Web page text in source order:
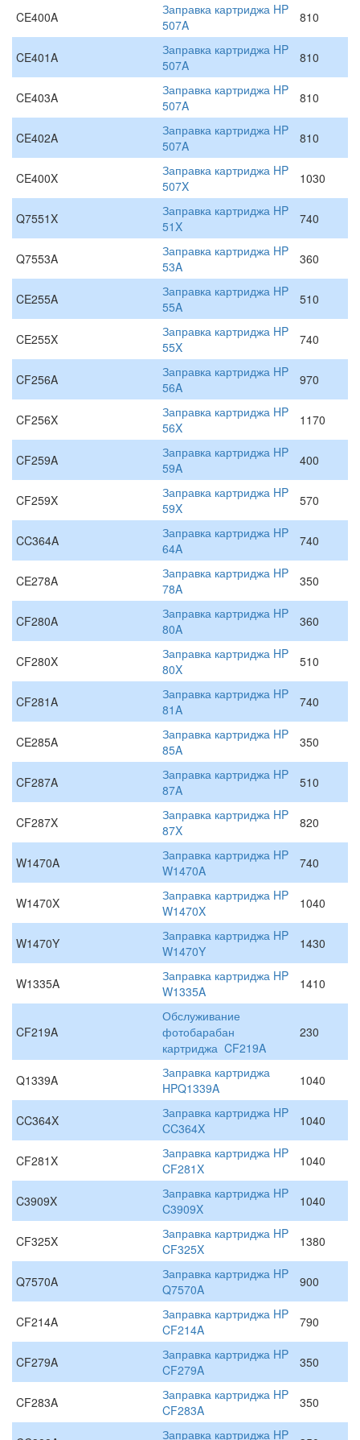
CE400A
Заправка картриджа HP
507A
810
CE401A
Заправка картриджа HP
507A
810
CE403A
Заправка картриджа HP
507A
810
CE402A
Заправка картриджа HP
507A
810
CE400X
Заправка картриджа HP
507X
1030
Q7551X
Заправка картриджа HP
51X
740
Q7553A
Заправка картриджа HP
53A
360
CE255A
Заправка картриджа HP
55A
510
CE255X
Заправка картриджа HP
55X
740
CF256A
Заправка картриджа HP
56A
970
CF256X
Заправка картриджа HP
56X
1170
CF259A
Заправка картриджа HP
59A
400
CF259X
Заправка картриджа HP
59X
570
CC364A
Заправка картриджа HP
64A
740
CE278A
Заправка картриджа HP
78A
350
CF280A
Заправка картриджа HP
80A
360
CF280X
Заправка картриджа HP
80X
510
CF281A
Заправка картриджа HP
81A
740
CE285A
Заправка картриджа HP
85A
350
CF287A
Заправка картриджа HP
87A
510
CF287X
Заправка картриджа HP
87X
820
W1470A
Заправка картриджа HP
W1470A
740
W1470X
Заправка картриджа HP
W1470X
1040
W1470Y
Заправка картриджа HP
W1470Y
1430
W1335A
Заправка картриджа HP
W1335A
1410
CF219A
Обслуживание
фотобарабан
картриджа CF219A
230
Q1339A
Заправка картриджа
HPQ1339A
1040
CC364X
Заправка картриджа HP
CC364X
1040
CF281X
Заправка картриджа HP
CF281X
1040
C3909X
Заправка картриджа HP
C3909X
1040
CF325X
Заправка картриджа HP
CF325X
1380
Q7570A
Заправка картриджа HP
Q7570A
900
CF214A
Заправка картриджа HP
CF214A
790
CF279A
Заправка картриджа HP
CF279A
350
CF283A
Заправка картриджа HP
CF283A
350
Заправка картриджа HP